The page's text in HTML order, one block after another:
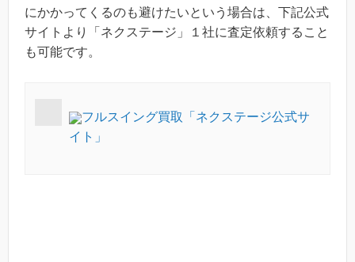
にかかってくるのも避けたいという場合は、下記公式
サイトより「ネクステージ」１社に査定依頼すること
も可能です。
フルスイング買取「ネクステージ公式サ
イト」